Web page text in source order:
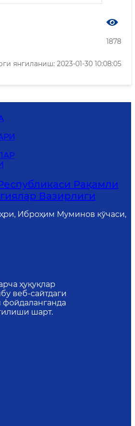
1878
янгиланиш: 2023-01-30 10:08:05
Рақамли
Вазирлиги
Иброҳим Муминов кўчаси,
ҳуқуқлар
веб-сайтдаги
шарт.